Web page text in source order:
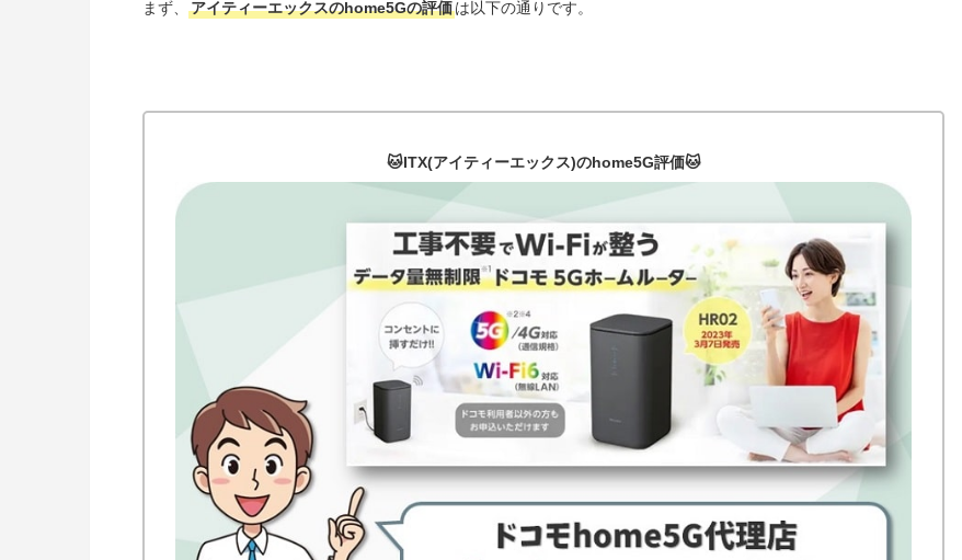
まず、 アイティーエックスのhome5Gの評価は以下の通りです。
🐱ITX(アイティーエックス)のhome5G評価🐱